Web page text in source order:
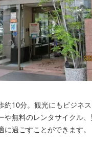
約10分。観光にもビジネ
や無料のレンタサイクル
過ごすことができます。